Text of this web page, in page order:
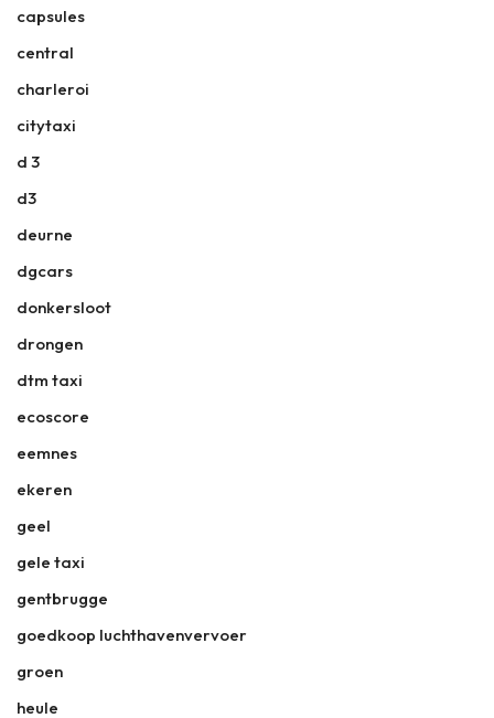
capsules
central
charleroi
citytaxi
d 3
d3
deurne
dgcars
donkersloot
drongen
dtm taxi
ecoscore
eemnes
ekeren
geel
gele taxi
gentbrugge
goedkoop luchthavenvervoer
groen
heule